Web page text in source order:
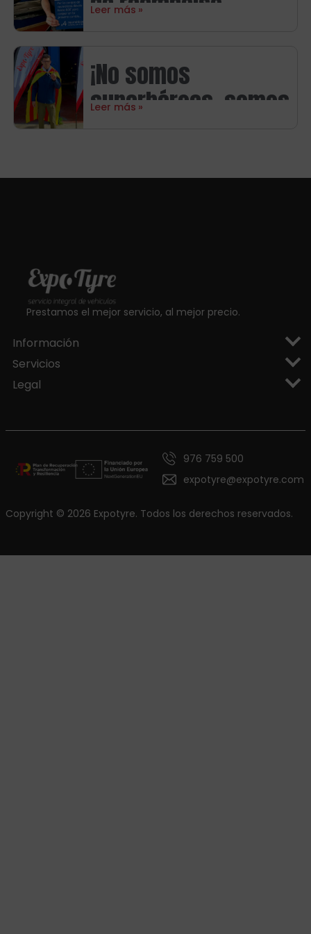
neumáticos
Michelin
Leer más
¡No somos
superhéroes, somos
Leer más
Prestamos el mejor servicio, al mejor precio.
Información
Servicios
Legal
976 759 500
expotyre@expotyre.com
Copyright © 2026 Expotyre. Todos los derechos reservados.